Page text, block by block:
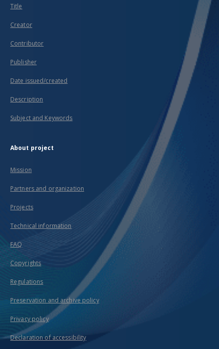
Title
Creator
Contributor
Publisher
Date issued/created
Description
Subject and Keywords
About project
Mission
Partners and organization
Projects
Technical information
FAQ
Copyrights
Regulations
Preservation and archive policy
Privacy policy
Declaration of accessibility